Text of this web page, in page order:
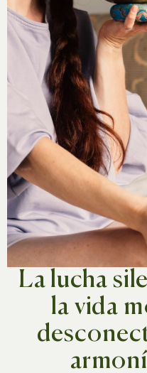
La lucha
la vida